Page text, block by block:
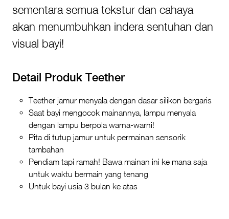
sementara semua tekstur dan cahaya
akan menumbuhkan indera sentuhan dan
visual bayi!
Detail Produk Teether
Teether jamur menyala dengan dasar silikon bergaris
Saat bayi mengocok mainannya, lampu menyala
dengan lampu berpola warna-warni!
Pita di tutup jamur untuk permainan sensorik
tambahan
Pendiam tapi ramah! Bawa mainan ini ke mana saja
untuk waktu bermain yang tenang
Untuk bayi usia 3 bulan ke atas